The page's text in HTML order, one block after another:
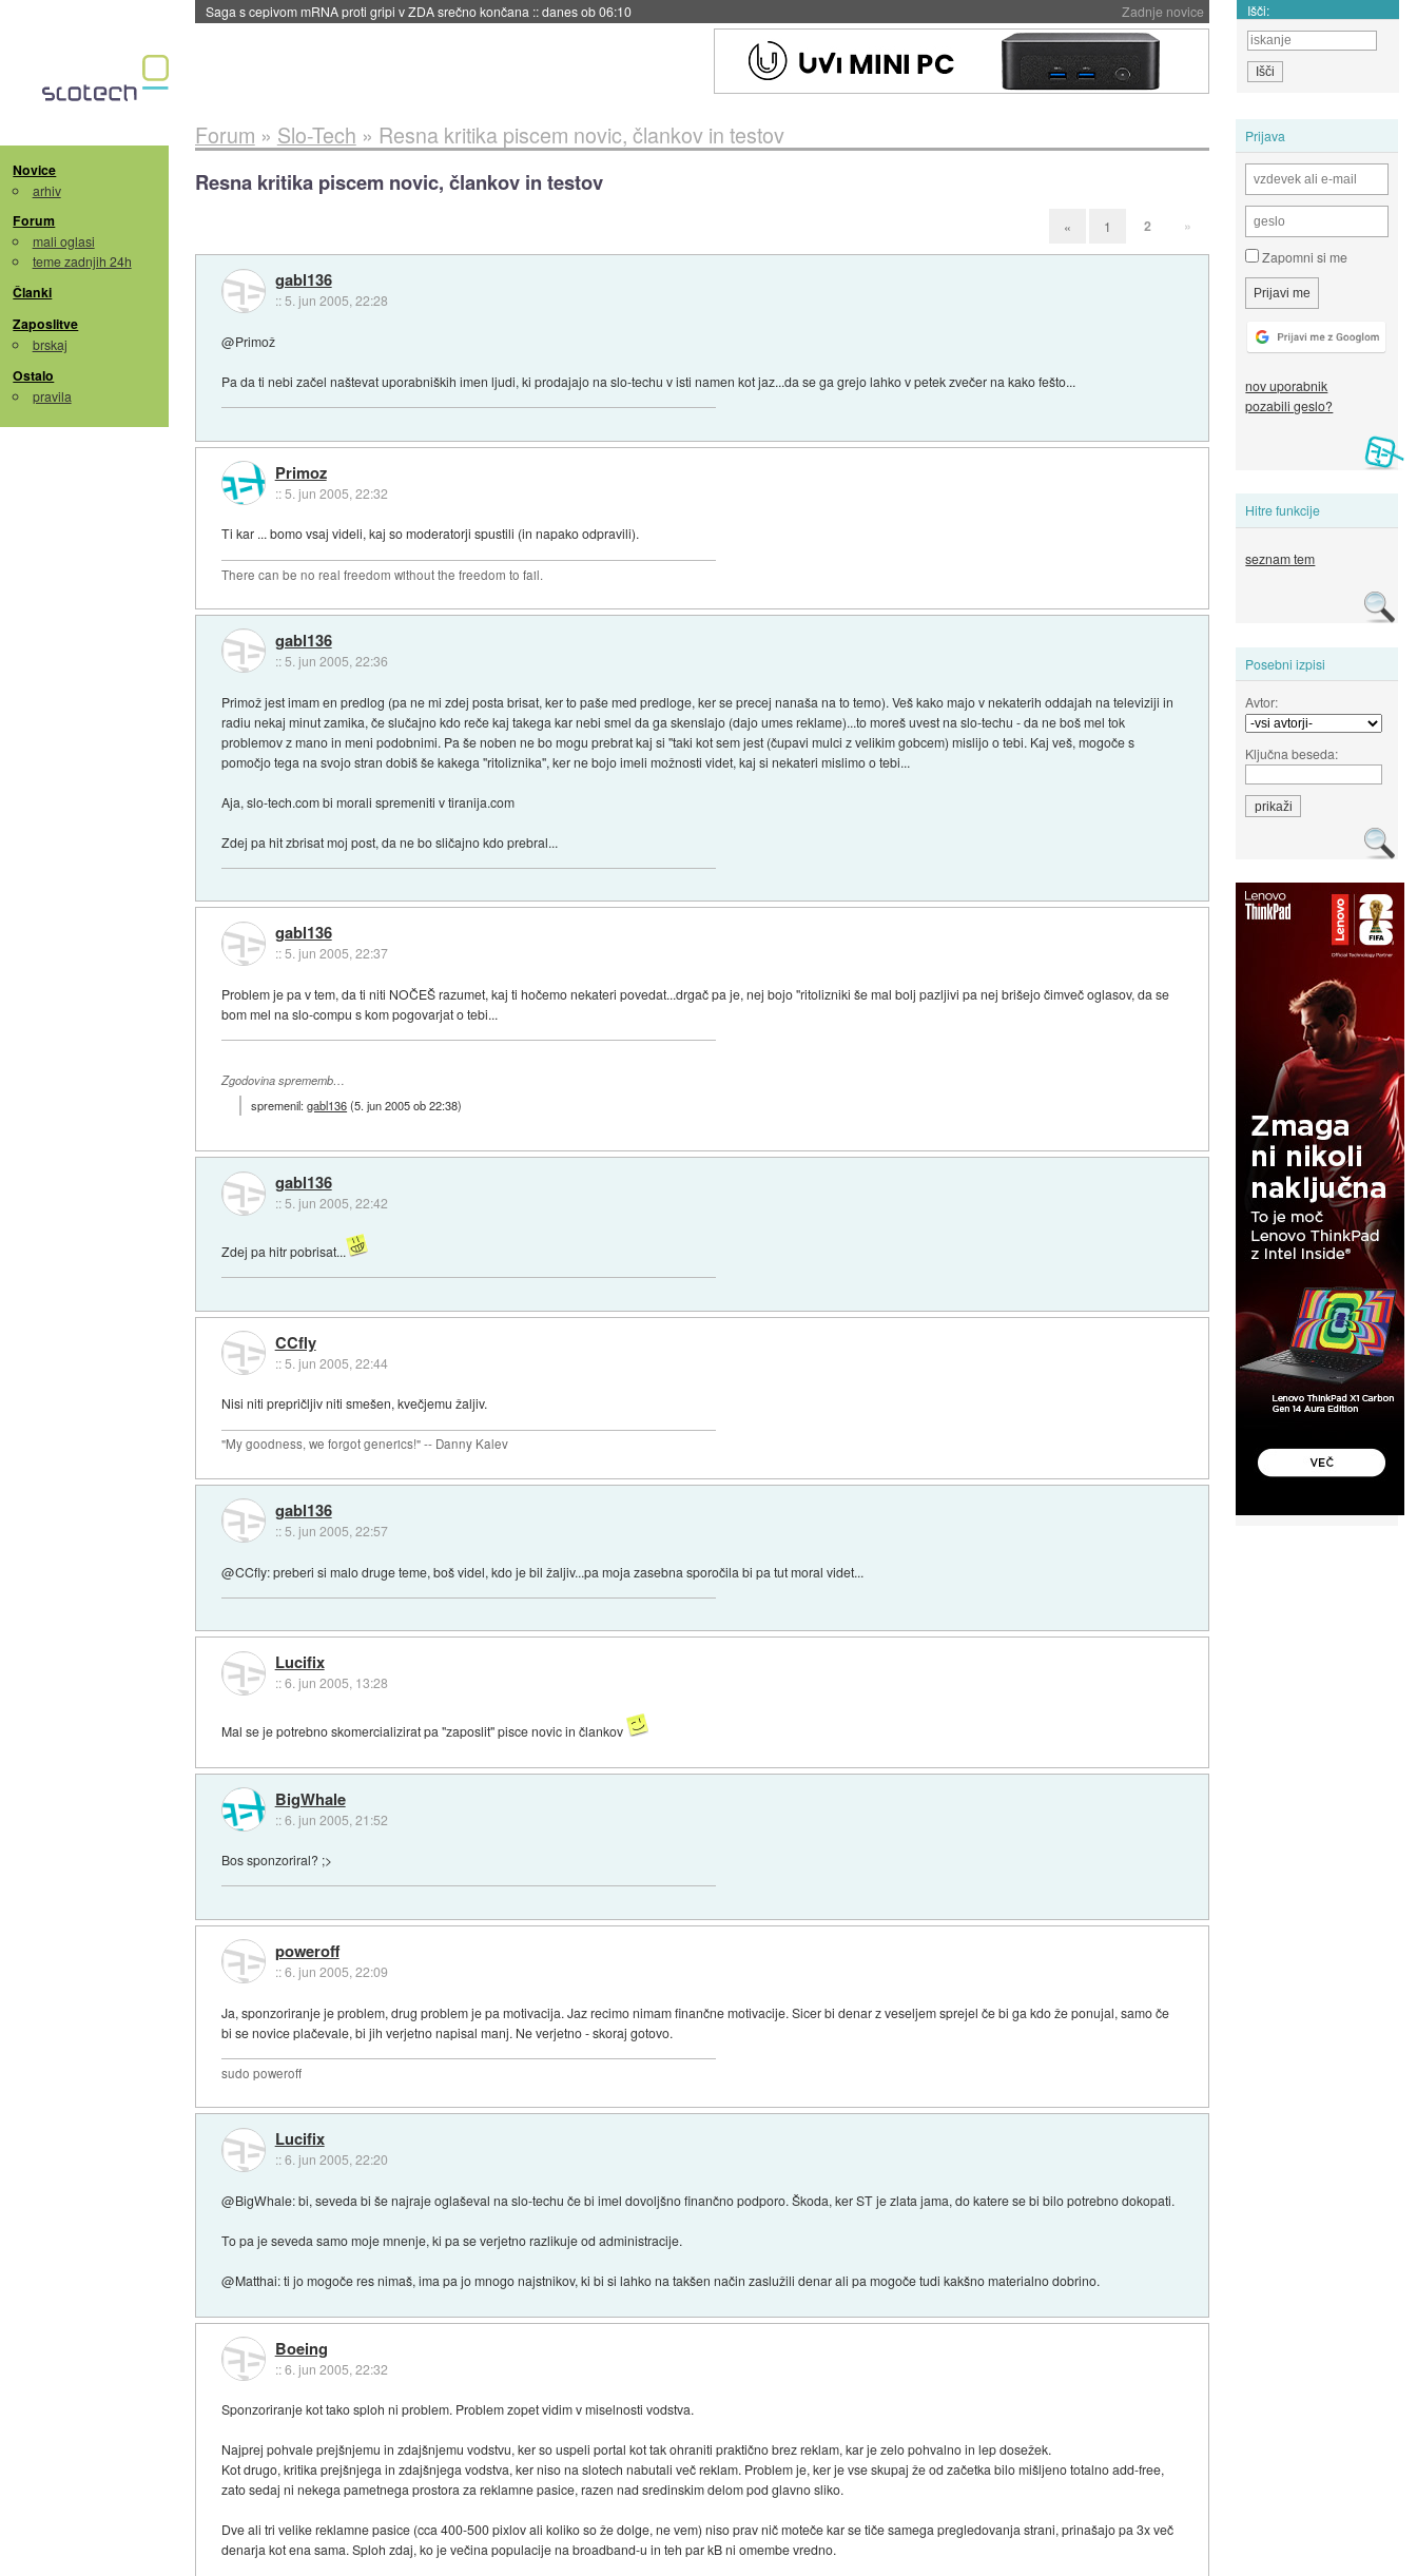
Zadnje novice
BMW v vozilih začel predvajati reklame::danes ob 06:09 Išči:
Novice
arhiv
Forum
mali oglasi
teme zadnjih 24h
Članki
Zaposlitve
brskaj
Ostalo
pravila
Prijava
Zapomni si me
nov uporabnik
pozabili geslo?
Hitre funkcije
seznam tem
Posebni izpisi
Avtor:
Ključna beseda:
Forum » Slo-Tech » Resna kritika piscem novic, člankov in testov
Resna kritika piscem novic, člankov in testov
« 1 2 »
gabl136
:: 5. jun 2005, 22:28
@Primož
Pa da ti nebi začel naštevat uporabniških imen ljudi, ki prodajajo na slo-techu v isti namen kot jaz...da se ga grejo lahko v petek zvečer na kako fešto...
Primoz
::5. jun 2005, 22:32
Ti kar ... bomo vsaj videli, kaj so moderatorji spustili (in napako odpravili).
There can be no real freedom without the freedom to fail.
gabl136
:: 5. jun 2005, 22:36
Primož jest imam en predlog (pa ne mi zdej posta brisat, ker to paše med predloge, ker se precej nanaša na to temo). Veš kako majo v nekaterih oddajah na televiziji in
radiu nekaj minut zamika, če slučajno kdo reče kaj takega kar nebi smel da ga skenslajo (dajo umes reklame)...to moreš uvest na slo-techu - da ne boš mel tok
problemov z mano in meni podobnimi. Pa še noben ne bo mogu prebrat kaj si ''taki kot sem jest (čupavi mulci z velikim gobcem) mislijo o tebi. Kaj veš, mogoče s
pomočjo tega na svojo stran dobiš še kakega ''ritoliznika'', ker ne bojo imeli možnosti videt, kaj si nekateri mislimo o tebi...
Aja, slo-tech.com bi morali spremeniti v tiranija.com
Zdej pa hit zbrisat moj post, da ne bo sličajno kdo prebral...
gabl136
::5. jun 2005, 22:37
Problem je pa v tem, da ti niti NOČEŠ razumet, kaj ti hočemo nekateri povedat...drgač pa je, nej bojo ''ritolizniki še mal bolj pazljivi pa nej brišejo čimveč oglasov, da se
bom mel na slo-compu s kom pogovarjat o tebi...
Zgodovina sprememb…
spremenil:gabl136(5. jun 2005 ob 22:38)
gabl136
:: 5. jun 2005, 22:42
Zdej pa hitr pobrisat...
CCfly
::5. jun 2005, 22:44
Nisi niti prepričljiv niti smešen, kvečjemu žaljiv.
"My goodness, we forgot generics!" -- Danny Kalev
gabl136
:: 5. jun 2005, 22:57
@CCfly: preberi si malo druge teme, boš videl, kdo je bil žaljiv...pa moja zasebna sporočila bi pa tut moral videt...
Lucifix
::6. jun 2005, 13:28
Mal se je potrebno skomercializirat pa "zaposlit" pisce novic in člankov
BigWhale
::6. jun 2005, 21:52
Bos sponzoriral? ;>
poweroff
::6. jun 2005, 22:09
Ja, sponzoriranje je problem, drug problem je pa motivacija. Jaz recimo nimam finančne motivacije. Sicer bi denar z veseljem sprejel če bi ga kdo že ponujal, samo če
bi se novice plačevale, bi jih verjetno napisal manj. Ne verjetno - skoraj gotovo.
sudo poweroff
Lucifix
::6. jun 2005, 22:20
@BigWhale: bi, seveda bi še najraje oglaševal na slo-techu če bi imel dovoljšno finančno podporo. Škoda, ker ST je zlata jama, do katere se bi bilo potrebno dokopati.
To pa je seveda samo moje mnenje, ki pa se verjetno razlikuje od administracije.
@Matthai: ti jo mogoče res nimaš, ima pa jo mnogo najstnikov, ki bi si lahko na takšen način zaslužili denar ali pa mogoče tudi kakšno materialno dobrino.
Boeing
::6. jun 2005, 22:32
Sponzoriranje kot tako sploh ni problem. Problem zopet vidim v miselnosti vodstva.
Najprej pohvale prejšnjemu in zdajšnjemu vodstvu, ker so uspeli portal kot tak ohraniti praktično brez reklam, kar je zelo pohvalno in lep dosežek.
Kot drugo, kritika prejšnjega in zdajšnjega vodstva, ker niso na slotech nabutali več reklam. Problem je, ker je vse skupaj že od začetka bilo mišljeno totalno add-free,
zato sedaj ni nekega pametnega prostora za reklamne pasice, razen nad sredinskim delom pod glavno sliko.
Dve ali tri velike reklamne pasice (cca 400-500 pixlov ali koliko so že dolge, ne vem) niso prav nič moteče kar se tiče samega pregledovanja strani, prinašajo pa 3x več
denarja kot ena sama. Sploh zdaj, ko je večina populacije na broadband-u in teh par kB ni omembe vredno.